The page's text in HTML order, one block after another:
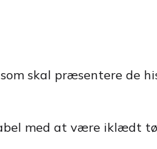
skal præsentere de
med at være iklædt